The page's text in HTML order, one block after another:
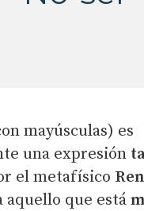
mayúsculas) es
una expresión
el metafísico
aquello que está